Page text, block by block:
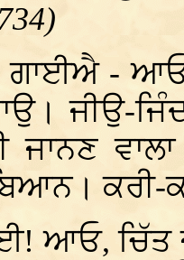
ਗਾਈਐ - ਆਓ
ਜੀਉ-
ਕਰੀ-
ਆਓ, ਚਿੱਤ